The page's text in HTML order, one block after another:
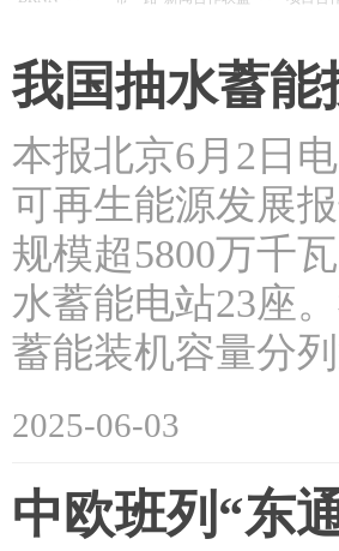
我国抽水蓄能
本报北京6月2日
可再生能源发展
规模超5800万千
水蓄能电站23座
蓄能装机容量分
2025-06-03
中欧班列“东